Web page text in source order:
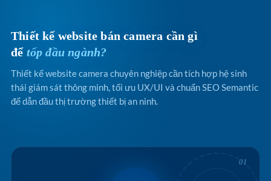
Thiết kế website bán camera cần gì
để tốp đầu ngành?
Thiết kế website camera chuyên nghiệp cần tích hợp hệ sinh
thái giám sát thông minh, tối ưu UX/UI và chuẩn SEO Semantic
để dẫn đầu thị trường thiết bị an ninh.
01